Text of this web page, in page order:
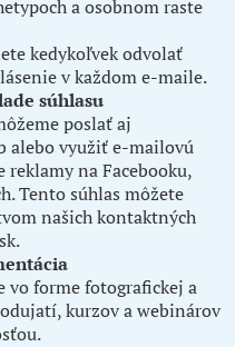
a osobnom raste
kedykoľvek odvolať
v každom e-maile.
súhlasu
poslať aj
alebo využiť e-mailovú
na Facebooku,
Tento súhlas môžete
našich kontaktných
.
vo forme fotografickej a
kurzov a webinárov